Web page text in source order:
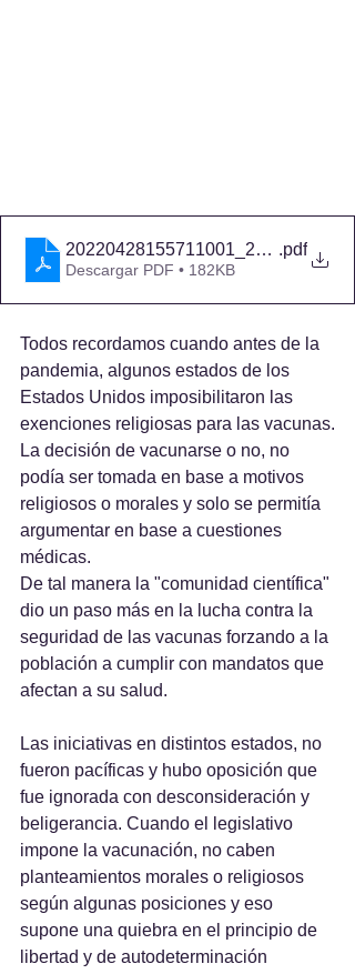
20220428155711001_21-1003
.pdf
Descargar PDF • 182KB
Todos recordamos cuando antes de la
pandemia, algunos estados de los
Estados Unidos imposibilitaron las
exenciones religiosas para las vacunas.
La decisión de vacunarse o no, no
podía ser tomada en base a motivos
religiosos o morales y solo se permitía
argumentar en base a cuestiones
médicas.
De tal manera la "comunidad científica"
dio un paso más en la lucha contra la
seguridad de las vacunas forzando a la
población a cumplir con mandatos que
afectan a su salud.
Las iniciativas en distintos estados, no
fueron pacíficas y hubo oposición que
fue ignorada con desconsideración y
beligerancia. Cuando el legislativo
impone la vacunación, no caben
planteamientos morales o religiosos
según algunas posiciones y eso
supone una quiebra en el principio de
libertad y de autodeterminación